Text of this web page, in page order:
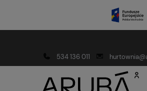
534 136 011